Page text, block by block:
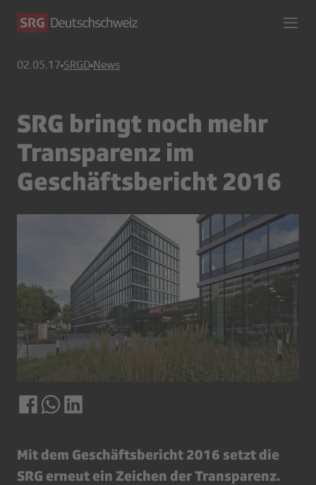
02.05.17 SRGD News
SRG bringt noch mehr
Transparenz im
Geschäftsbericht 2016
Mit dem Geschäftsbericht 2016 setzt die
SRG erneut ein Zeichen der Transparenz.